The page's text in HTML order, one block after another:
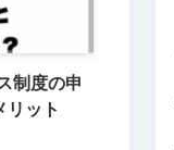
制度の申
ット